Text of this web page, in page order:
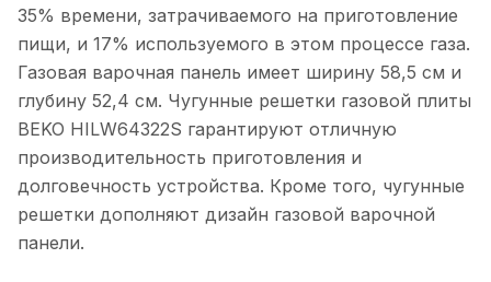
35% времени, затрачиваемого на приготовление
пищи, и 17% используемого в этом процессе газа.
Газовая варочная панель имеет ширину 58,5 см и
глубину 52,4 см. Чугунные решетки газовой плиты
BEKO HILW64322S гарантируют отличную
производительность приготовления и
долговечность устройства. Кроме того, чугунные
решетки дополняют дизайн газовой варочной
панели.